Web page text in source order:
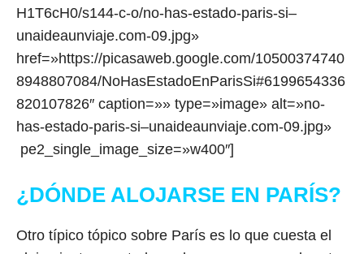
H1T6cH0/s144-c-o/no-has-estado-paris-si–
unaideaunviaje.com-09.jpg»
href=»https://picasaweb.google.com/10500374740
8948807084/NoHasEstadoEnParisSi#6199654336
820107826″ caption=»» type=»image» alt=»no-
has-estado-paris-si–unaideaunviaje.com-09.jpg»
pe2_single_image_size=»w400″]
¿DÓNDE ALOJARSE EN PARÍS?
Otro típico tópico sobre París es lo que cuesta el